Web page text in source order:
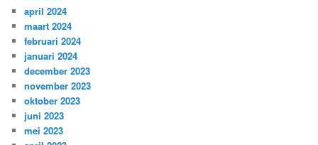
april 2024
maart 2024
februari 2024
januari 2024
december 2023
november 2023
oktober 2023
juni 2023
mei 2023